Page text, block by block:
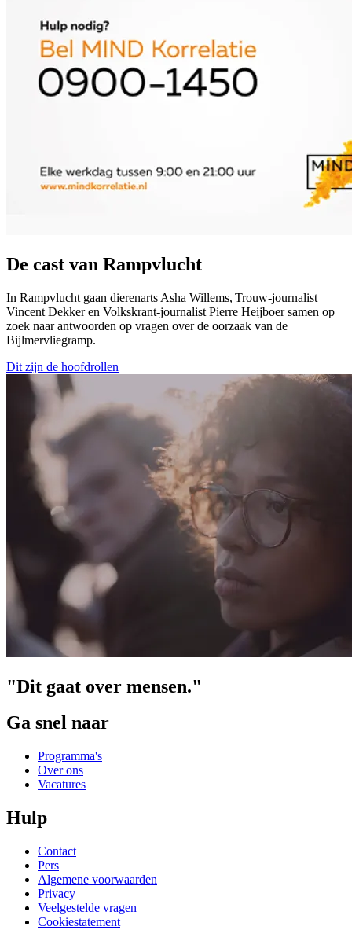
De cast van Rampvlucht
In Rampvlucht gaan dierenarts Asha Willems, Trouw-journalist
Vincent Dekker en Volkskrant-journalist Pierre Heijboer samen op
zoek naar antwoorden op vragen over de oorzaak van de
Bijlmervliegramp.
Dit zijn de hoofdrollen
"Dit gaat over mensen."
Ga snel naar
Programma's
Over ons
Vacatures
Hulp
Contact
Pers
Algemene voorwaarden
Privacy
Veelgestelde vragen
Cookiestatement